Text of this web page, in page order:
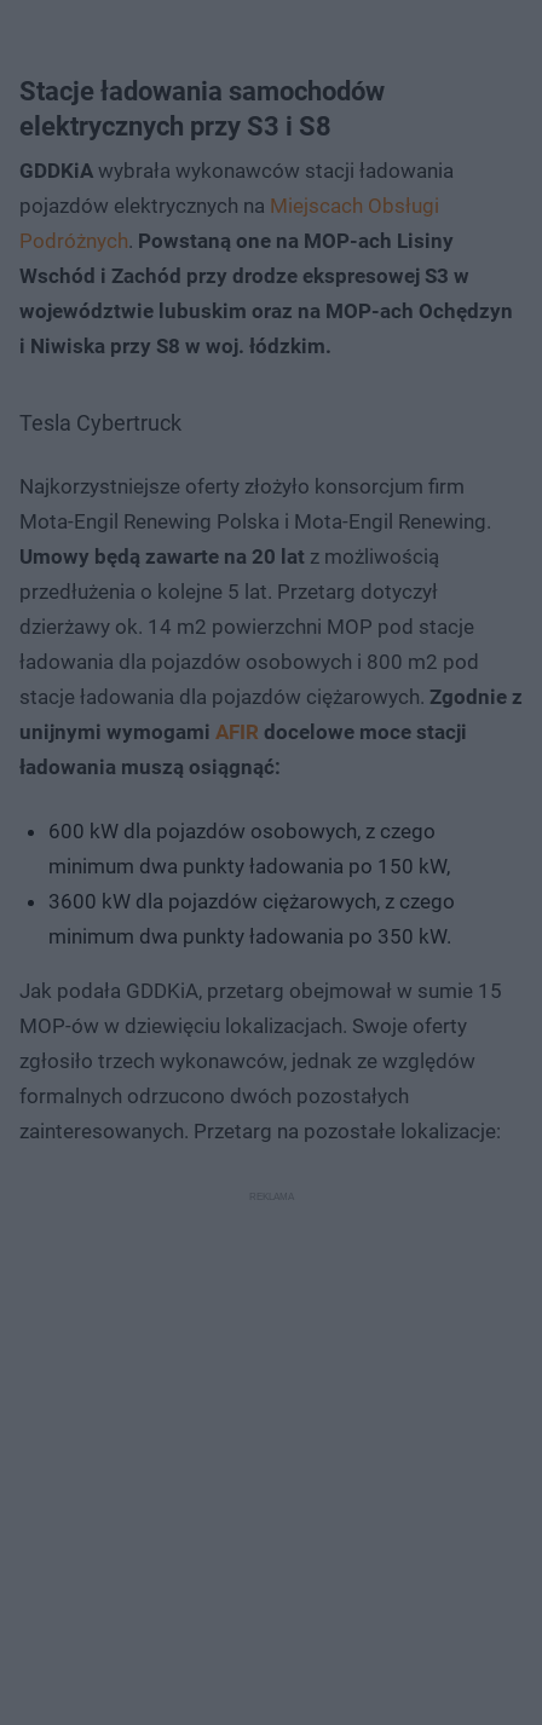
Stacje ładowania samochodów
elektrycznych przy S3 i S8
GDDKiA wybrała wykonawców stacji ładowania
pojazdów elektrycznych na Miejscach Obsługi
Podróżnych. Powstaną one na MOP-ach Lisiny
Wschód i Zachód przy drodze ekspresowej S3 w
województwie lubuskim oraz na MOP-ach Ochędzyn
i Niwiska przy S8 w woj. łódzkim.
Tesla Cybertruck
Najkorzystniejsze oferty złożyło konsorcjum firm
Mota-Engil Renewing Polska i Mota-Engil Renewing.
Umowy będą zawarte na 20 lat z możliwością
przedłużenia o kolejne 5 lat. Przetarg dotyczył
dzierżawy ok. 14 m2 powierzchni MOP pod stacje
ładowania dla pojazdów osobowych i 800 m2 pod
stacje ładowania dla pojazdów ciężarowych. Zgodnie z
unijnymi wymogami AFIR docelowe moce stacji
ładowania muszą osiągnąć:
600 kW dla pojazdów osobowych, z czego
minimum dwa punkty ładowania po 150 kW,
3600 kW dla pojazdów ciężarowych, z czego
minimum dwa punkty ładowania po 350 kW.
Jak podała GDDKiA, przetarg obejmował w sumie 15
MOP-ów w dziewięciu lokalizacjach. Swoje oferty
zgłosiło trzech wykonawców, jednak ze względów
formalnych odrzucono dwóch pozostałych
zainteresowanych. Przetarg na pozostałe lokalizacje: